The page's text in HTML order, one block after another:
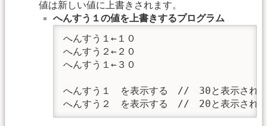
値は新しい値に上書きされます。
へんすう１の値を上書きするプログラム
へんすう１←１０
へんすう２←２０
へんすう１←３０
へんすう１　を表示する　//　30と表示され
へんすう２　を表示する　//　20と表示され